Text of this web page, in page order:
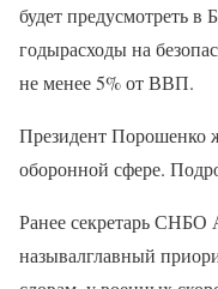
будет предусмотреть
годырасходы на
не менее 5% от ВВП.
Президент Порошенко
оборонной сфере.
Ранее секретарь СНБО
называлглавный